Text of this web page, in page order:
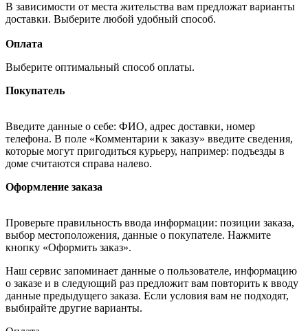
В зависимости от места жительства вам предложат варианты
доставки. Выберите любой удобный способ.
Оплата
Выберите оптимальный способ оплаты.
Покупатель
Введите данные о себе: ФИО, адрес доставки, номер
телефона. В поле «Комментарии к заказу» введите сведения,
которые могут пригодиться курьеру, например: подъезды в
доме считаются справа налево.
Оформление заказа
Проверьте правильность ввода информации: позиции заказа,
выбор местоположения, данные о покупателе. Нажмите
кнопку «Оформить заказ».
Наш сервис запоминает данные о пользователе, информацию
о заказе и в следующий раз предложит вам повторить к вводу
данные предыдущего заказа. Если условия вам не подходят,
выбирайте другие варианты.